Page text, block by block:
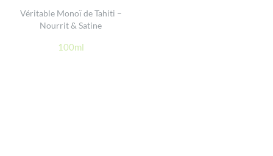
Véritable Monoï de Tahiti –
Nourrit & Satine
100ml